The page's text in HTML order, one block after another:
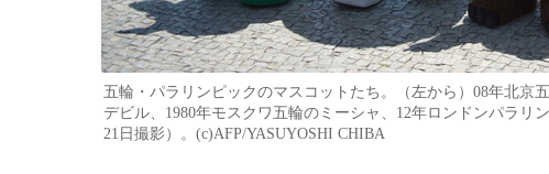
五輪・パラリンピックのマスコットたち。（左から）08年北京
デビル、1980年モスクワ五輪のミーシャ、12年ロンドンパラリ
21日撮影）。(c)AFP/YASUYOSHI CHIBA